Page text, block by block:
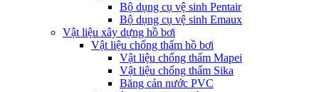
Bộ dụng cụ vệ sinh Pentair
Bộ dụng cụ vệ sinh Emaux
Vật liệu xây dựng hồ bơi
Vật liệu chống thấm hồ bơi
Vật liệu chống thấm Mapei
Vật liệu chống thấm Sika
Băng cản nước PVC